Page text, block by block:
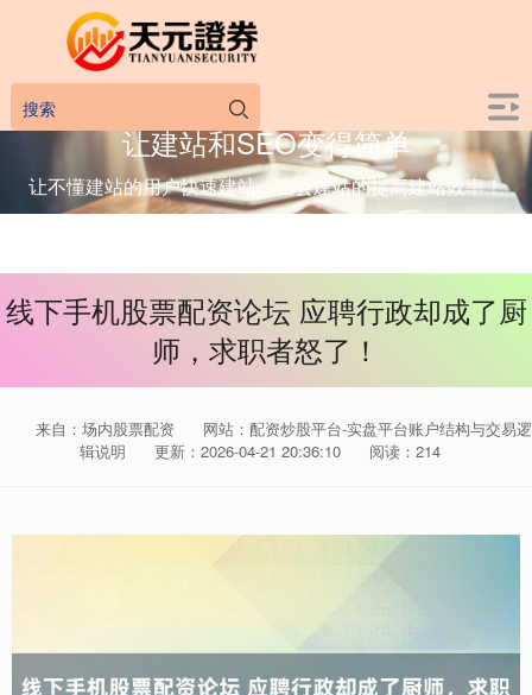
让建站和SEO变得简单
让不懂建站的用户快速建站，让会建站的提高建站效率！
线下手机股票配资论坛 应聘行政却成了厨
师，求职者怒了！
来自：场内股票配资
网站：配资炒股平台-实盘平台账户结构与交易逻
辑说明
更新：2026-04-21 20:36:10 阅读：214